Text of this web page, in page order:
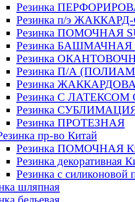
Резинка
Резинка п/э
Резинка ПОМОЧНАЯ
Резинка БАШМАЧНАЯ
Резинка
Резинка П/А
Резинка
Резинка С ЛАТЕКСОМ
Резинка
Резинка ПРОТЕЗНАЯ
пр-во Китай
Резинка ПОМОЧНАЯ
Резинка декоративная
Резинка с силиконовой
шляпная